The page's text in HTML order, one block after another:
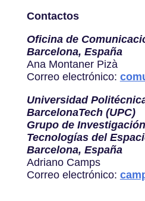
Contactos
Oficina de
Barcelona, España
Ana Montaner Pizà
Correo electrónico:
Universidad
BarcelonaTech (UPC)
Grupo de
Tecnologías del
Barcelona, España
Adriano Camps
Correo electrónico: